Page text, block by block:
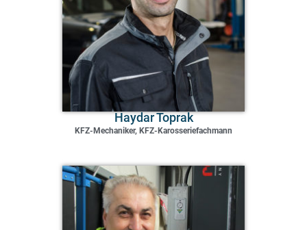
Haydar Toprak
KFZ-Mechaniker, KFZ-Karosseriefachmann